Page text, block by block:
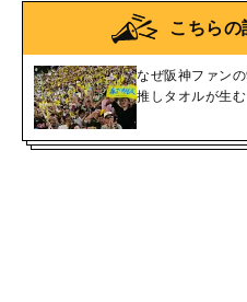
こちら
なぜ阪神ファン
推しタオルが生